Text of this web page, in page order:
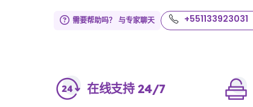
需要帮助吗？ 与专家聊天 +551133923031
在线支持 24/7